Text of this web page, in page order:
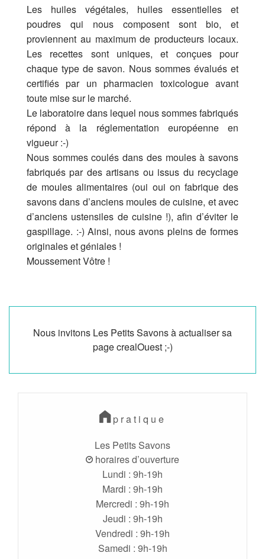
Les huiles végétales, huiles essentielles et
poudres qui nous composent sont bio, et
proviennent au maximum de producteurs locaux.
Les recettes sont uniques, et conçues pour
chaque type de savon. Nous sommes évalués et
certifiés par un pharmacien toxicologue avant
toute mise sur le marché.
Le laboratoire dans lequel nous sommes fabriqués
répond à la réglementation européenne en
vigueur :-)
Nous sommes coulés dans des moules à savons
fabriqués par des artisans ou issus du recyclage
de moules alimentaires (oui oui on fabrique des
savons dans d’anciens moules de cuisine, et avec
d’anciens ustensiles de cuisine !), afin d’éviter le
gaspillage. :-) Ainsi, nous avons pleins de formes
originales et géniales !
Moussement Vôtre !
Nous invitons Les Petits Savons à actualiser sa
page crealOuest ;-)
pratique
Les Petits Savons
horaires d’ouverture
Lundi : 9h-19h
Mardi : 9h-19h
Mercredi : 9h-19h
Jeudi : 9h-19h
Vendredi : 9h-19h
Samedi : 9h-19h